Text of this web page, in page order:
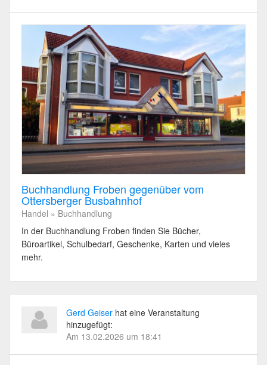
Buchhandlung Froben gegenüber vom
Ottersberger Busbahnhof
Handel » Buchhandlung
In der Buchhandlung Froben finden Sie Bücher,
Büroartikel, Schulbedarf, Geschenke, Karten und vieles
mehr.
Gerd Geiser hat eine Veranstaltung
hinzugefügt:
Am 13.02.2026 um 18:41